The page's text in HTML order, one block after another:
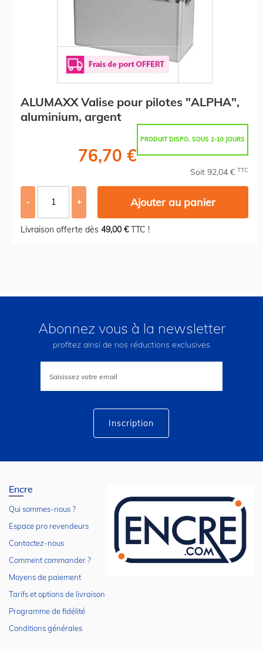
ALUMAXX Valise pour pilotes "ALPHA",
aluminium, argent
PRODUIT DISPO. SOUS 2-10 JOURS
76,70 €
Soit 92,04 € TTC
- + Ajouter au panier
Livraison offerte dès 49,00 €TTC !
Abonnez vous à la newsletter
profitez ainsi de nos réductions exclusives
lettre
Inscription
Encre
Qui sommes-nous ?
Espace pro revendeurs
Contactez-nous
Comment commander ?
Moyens de paiement
Tarifs et options de livraison
Programme de fidélité
Conditions générales